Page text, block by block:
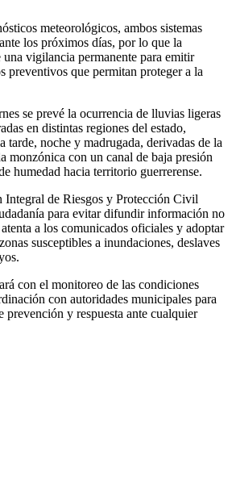
meteorológicos, ambos sistemas
los próximos días, por lo que la
vigilancia permanente para emitir
preventivos que permitan proteger a la
se prevé la ocurrencia de lluvias ligeras
en distintas regiones del estado,
tarde, noche y madrugada, derivadas de la
monzónica con un canal de baja presión
humedad hacia territorio guerrerense.
Integral de Riesgos y Protección Civil
para evitar difundir información no
a los comunicados oficiales y adoptar
susceptibles a inundaciones, deslaves
con el monitoreo de las condiciones
con autoridades municipales para
prevención y respuesta ante cualquier